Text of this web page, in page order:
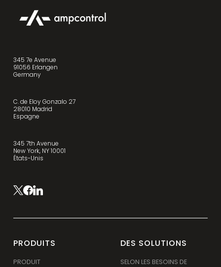
345 7e Avenue
91056 Erlangen
Germany
C. de Eloy Gonzalo 27
28010 Madrid
Espagne
345 7th Avenue
New York, NY 10001
États-Unis
PRODUITS
PRODUIT
DES SOLUTIONS
SELON LES BESOINS DE